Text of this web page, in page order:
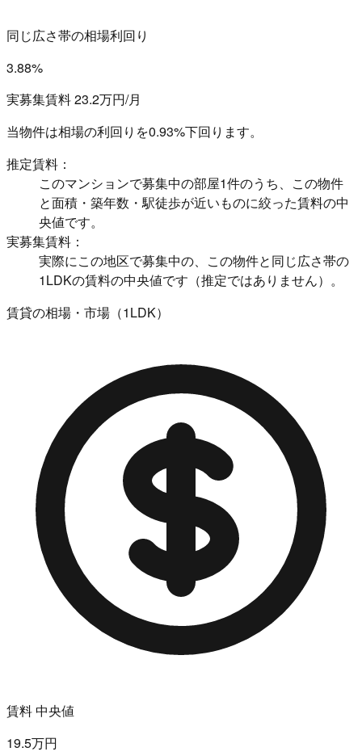
同じ広さ帯の相場利回り
3.88%
実募集賃料 23.2万円/月
当物件は相場の利回りを0.93%下回ります。
推定賃料：
このマンションで募集中の部屋1件のうち、この物件
と面積・築年数・駅徒歩が近いものに絞った賃料の中
央値です。
実募集賃料：
実際にこの地区で募集中の、この物件と同じ広さ帯の
1LDKの賃料の中央値です（推定ではありません）。
賃貸の相場・市場（1LDK）
賃料 中央値
19.5万円